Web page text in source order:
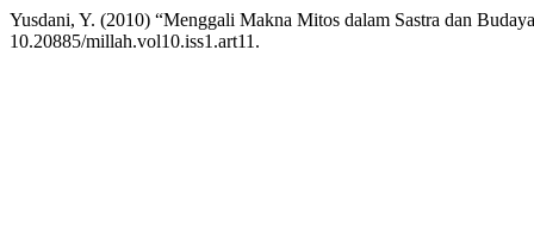
Yusdani, Y. (2010) “Menggali Makna Mitos dalam Sastra dan
10.20885/millah.vol10.iss1.art11.